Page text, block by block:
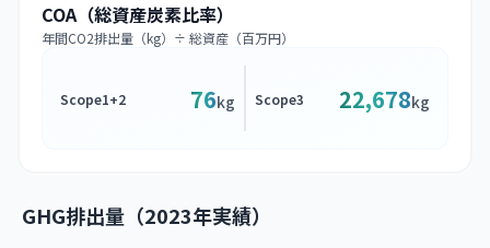
COA（総資産炭素比率）
年間CO2排出量（kg）÷ 総資産（百万円）
Scope1+2 76kg Scope3 22,678kg
GHG排出量（2023年実績）